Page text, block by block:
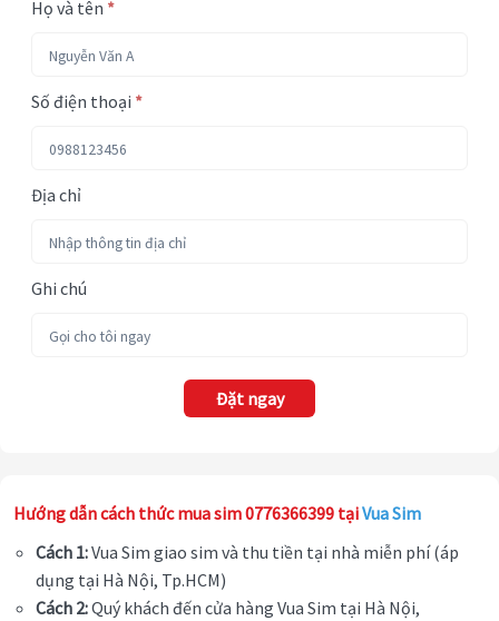
Họ và tên *
Số điện thoại *
Địa chỉ
Ghi chú
Đặt ngay
Hướng dẫn cách thức mua sim 0776366399 tạiVua Sim
Cách 1:Vua Sim giao sim và thu tiền tại nhà miễn phí (áp
dụng tại Hà Nội, Tp.HCM)
Cách 2:Quý khách đến cửa hàng Vua Sim tại Hà Nội,